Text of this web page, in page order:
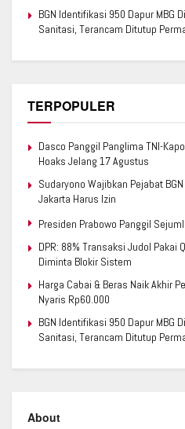
BGN Identifikasi 950 Dapur MBG
Sanitasi, Terancam Ditutup
TERPOPULER
Dasco Panggil Panglima TNI-
Hoaks Jelang 17 Agustus
Sudaryono Wajibkan Pejabat
Jakarta Harus Izin
Presiden Prabowo Panggil
DPR: 88% Transaksi Judol Pakai
Diminta Blokir Sistem
Harga Cabai & Beras Naik Akhir
Nyaris Rp60.000
BGN Identifikasi 950 Dapur MBG
Sanitasi, Terancam Ditutup
About